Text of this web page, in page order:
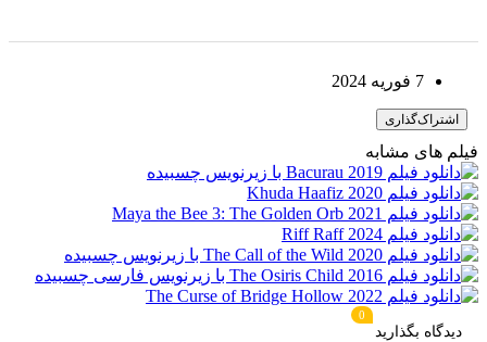
7 فوریه 2024
اشتراک‌گذاری
های مشابه
دیدگاه بگذارید